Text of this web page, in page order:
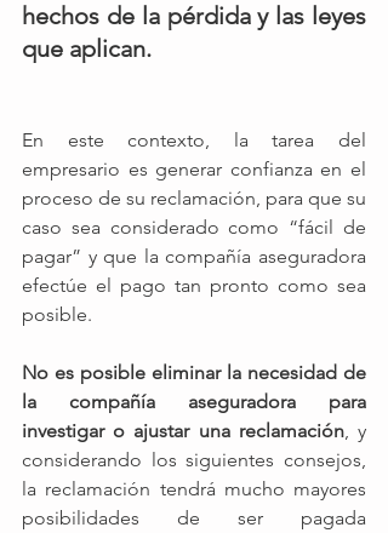
hechos de la pérdida y las leyes
que aplican.
En este contexto, la tarea del
empresario es generar confianza en el
proceso de su reclamación, para que su
caso sea considerado como “fácil de
pagar” y que la compañía aseguradora
efectúe el pago tan pronto como sea
posible.
No es posible eliminar la necesidad de
la compañía aseguradora para
investigar o ajustar una reclamación, y
considerando los siguientes consejos,
la reclamación tendrá mucho mayores
posibilidades de ser pagada